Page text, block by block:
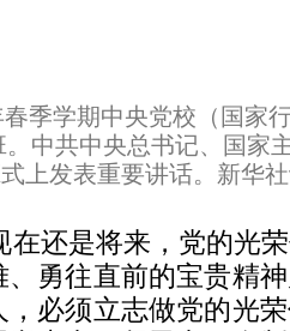
春季学期中央党校（国家
中共中央总书记、国家
上发表重要讲话。新华
在还是将来，党的光
勇往直前的宝贵精
必须立志做党的光